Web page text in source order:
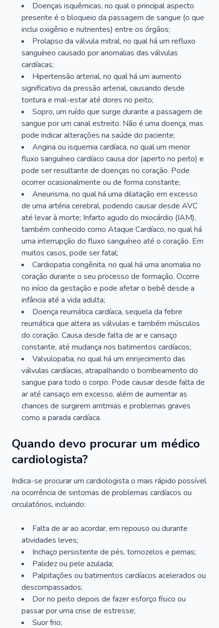
Doenças isquêmicas, no qual o principal aspecto
presente é o bloqueio da passagem de sangue (o que
inclui oxigênio e nutrientes) entre os órgãos;
Prolapso da válvula mitral, no qual há um refluxo
sanguíneo causado por anomalias das válvulas
cardíacas;
Hipertensão arterial, no qual há um aumento
significativo da pressão arterial, causando desde
tontura e mal-estar até dores no peito;
Sopro, um ruído que surge durante a passagem de
sangue por um canal estreito. Não é uma doença, mas
pode indicar alterações na saúde do paciente;
Angina ou isquemia cardíaca, no qual um menor
fluxo sanguíneo cardíaco causa dor (aperto no peito) e
pode ser resultante de doenças no coração. Pode
ocorrer ocasionalmente ou de forma constante;
Aneurisma, no qual há uma dilatação em excesso
de uma artéria cerebral, podendo causar desde AVC
até levar à morte; Infarto agudo do miocárdio (IAM),
também conhecido como Ataque Cardíaco, no qual há
uma interrupção do fluxo sanguíneo até o coração. Em
muitos casos, pode ser fatal;
Cardiopatia congênita, no qual há uma anomalia no
coração durante o seu processo de formação. Ocorre
no início da gestação e pode afetar o bebê desde a
infância até a vida adulta;
Doença reumática cardíaca, sequela da febre
reumática que altera as válvulas e também músculos
do coração. Causa desde falta de ar e cansaço
constante, até mudança nos batimentos cardíacos;
Valvulopatia, no qual há um enrijecimento das
válvulas cardíacas, atrapalhando o bombeamento do
sangue para todo o corpo. Pode causar desde falta de
ar até cansaço em excesso, além de aumentar as
chances de surgirem arritmias e problemas graves
como a parada cardíaca.
Quando devo procurar um médico
cardiologista?
Indica-se procurar um cardiologista o mais rápido possível
na ocorrência de sintomas de problemas cardíacos ou
circulatórios, incluindo:
Falta de ar ao acordar, em repouso ou durante
atividades leves;
Inchaço persistente de pés, tornozelos e pernas;
Palidez ou pele azulada;
Palpitações ou batimentos cardíacos acelerados ou
descompassados;
Dor no peito depois de fazer esforço físico ou
passar por uma crise de estresse;
Suor frio;